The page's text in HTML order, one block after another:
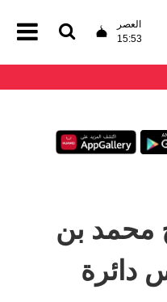
العصر
15:53
محمد بن
دائرة